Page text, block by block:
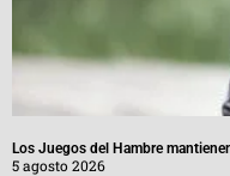
Los Juegos del Hambre
5 agosto 2026